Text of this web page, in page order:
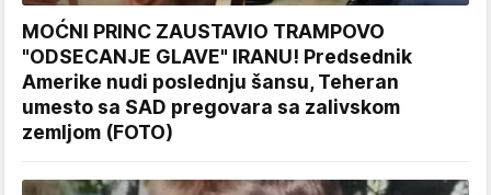
MOĆNI PRINC ZAUSTAVIO TRAMPOVO
"ODSECANJE GLAVE" IRANU! Predsednik
Amerike nudi poslednju šansu, Teheran
umesto sa SAD pregovara sa zalivskom
zemljom (FOTO)